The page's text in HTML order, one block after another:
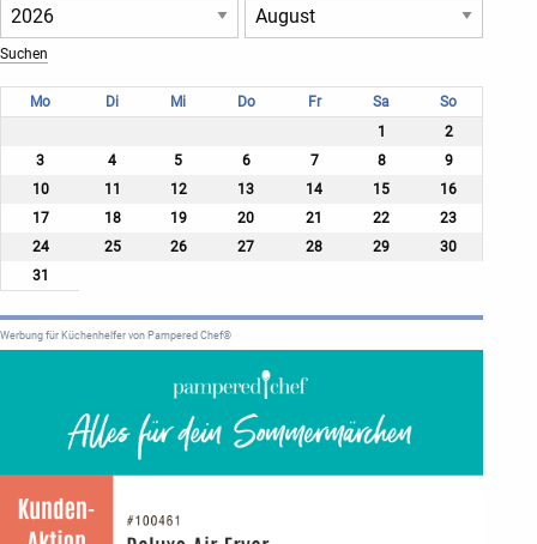
Mo Di Mi Do Fr Sa
So
1
2
3
4 5 6 7 8
9
10
11 12 13 14 15
16
17
18 19 20 21 22
23
24
25 26 27 28 29
30
31
Werbung für Küchenhelfer von Pampered Chef®